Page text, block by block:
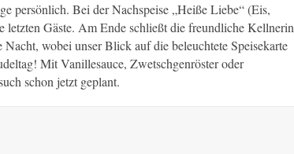
persönlich. Bei der Nachspeise „Heiße Liebe“ (Eis,
Gäste. Am Ende schließt die freundliche Kellnerin
wobei unser Blick auf die beleuchtete Speisekarte
Mit Vanillesauce, Zwetschgenröster oder
schon jetzt geplant.